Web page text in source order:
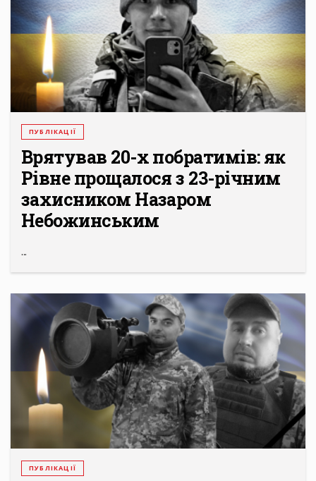
ПУБЛІКАЦІЇ
Врятував 20-х побратимів: як
Рівне прощалося з 23-річним
захисником Назаром
Небожинським
...
ПУБЛІКАЦІЇ